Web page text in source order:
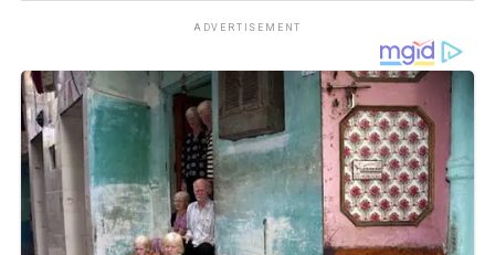
Sementara itu Plt Kadis PMD Kabupaten Kapuas Perry
Noah mengatakan kegiatan fasilitasi digelar karena masih
terdapat desa dan kelurahan yang belum menyelesaikan
penginputan data Prodeskel dan Epdeskel Tahun 2026.
Menurutnya kondisi tersebut dipengaruhi keterbatasan
kemampuan teknis operator dan adanya pergantian
ADVERTISEMENT